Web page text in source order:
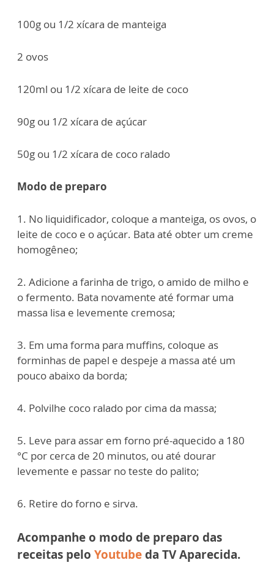
100g ou 1/2 xícara de manteiga
2 ovos
120ml ou 1/2 xícara de leite de coco
90g ou 1/2 xícara de açúcar
50g ou 1/2 xícara de coco ralado
Modo de preparo
1. No liquidificador, coloque a manteiga, os ovos, o
leite de coco e o açúcar. Bata até obter um creme
homogêneo;
2. Adicione a farinha de trigo, o amido de milho e
o fermento. Bata novamente até formar uma
massa lisa e levemente cremosa;
3. Em uma forma para muffins, coloque as
forminhas de papel e despeje a massa até um
pouco abaixo da borda;
4. Polvilhe coco ralado por cima da massa;
5. Leve para assar em forno pré-aquecido a 180
°C por cerca de 20 minutos, ou até dourar
levemente e passar no teste do palito;
6. Retire do forno e sirva.
Acompanhe o modo de preparo das
receitas pelo Youtubeda TV Aparecida.